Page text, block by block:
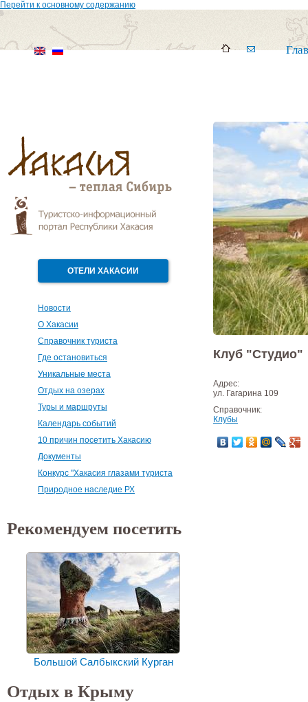
Перейти к основному содержанию
ОТЕЛИ ХАКАСИИ
Новости
О Хакасии
Справочник туриста
Где остановиться
Уникальные места
Отдых на озерах
Туры и маршруты
Календарь событий
10 причин посетить Хакасию
Документы
Конкурс "Хакасия глазами туриста
Природное наследие РХ
Рекомендуем посетить
Большой Салбыкский Курган
Отдых в Крыму
Клуб "Студио"
Адрес:
ул. Гагарина 109
Справочник:
Клубы